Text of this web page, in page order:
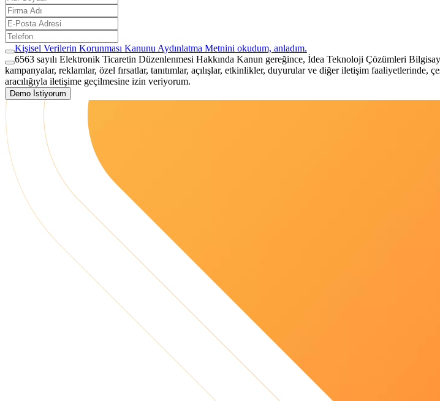
Kişisel Verilerin Korunması Kanunu Aydınlatma Metnini okudum, anladım.
6563 sayılı Elektronik Ticaretin Düzenlenmesi Hakkında Kanun gereğince, İdea Teknoloji Çözümleri
kampanyalar, reklamlar, özel fırsatlar, tanıtımlar, açılışlar, etkinlikler, duyurular ve diğer iletişim faaliyetlerinde,
aracılığıyla iletişime geçilmesine izin veriyorum.
Demo İstiyorum